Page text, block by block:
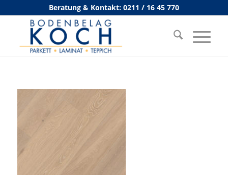
Beratung & Kontakt: 0211 / 16 45 770